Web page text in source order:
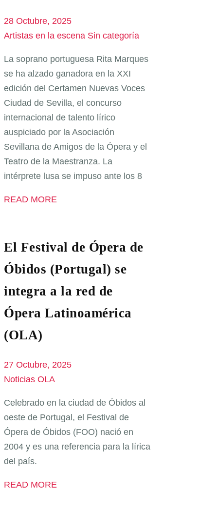
28 Octubre, 2025
Artistas en la escena Sin categoría
La soprano portuguesa Rita Marques
se ha alzado ganadora en la XXI
edición del Certamen Nuevas Voces
Ciudad de Sevilla, el concurso
internacional de talento lírico
auspiciado por la Asociación
Sevillana de Amigos de la Ópera y el
Teatro de la Maestranza. La
intérprete lusa se impuso ante los 8
READ MORE
El Festival de Ópera de
Óbidos (Portugal) se
integra a la red de
Ópera Latinoamérica
(OLA)
27 Octubre, 2025
Noticias OLA
Celebrado en la ciudad de Óbidos al
oeste de Portugal, el Festival de
Ópera de Óbidos (FOO) nació en
2004 y es una referencia para la lírica
del país.
READ MORE